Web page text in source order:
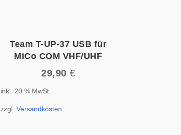
Team T-UP-37 USB für
MiCo COM VHF/UHF
29,90€
inkl. 20 % MwSt.
zzgl.Versandkosten